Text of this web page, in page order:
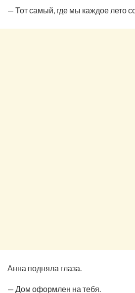
— Тот самый, где мы каждое лето
Анна подняла глаза.
— Дом оформлен на тебя.